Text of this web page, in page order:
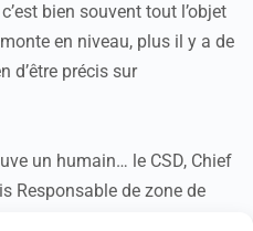
bien souvent tout l’objet
en niveau, plus il y a de
d’être précis sur
un humain… le CSD, Chief
Responsable de zone de